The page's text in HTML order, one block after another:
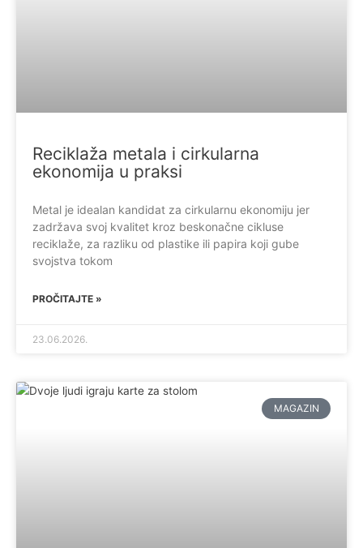
Reciklaža metala i cirkularna
ekonomija u praksi
Metal je idealan kandidat za cirkularnu ekonomiju jer
zadržava svoj kvalitet kroz beskonačne cikluse
reciklaže, za razliku od plastike ili papira koji gube
svojstva tokom
PROČITAJTE »
23.06.2026.
MAGAZIN